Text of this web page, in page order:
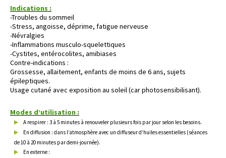
Indications :
-Troubles du sommeil
-Stress, angoisse, déprime, fatigue nerveuse
-Névralgies
-Inflammations musculo-squelettiques
-Cystites, entérocolites, amibiases
Contre-indications :
Grossesse, allaitement, enfants de moins de 6 ans, sujets
épileptiques.
Usage cutané avec exposition au soleil (car photosensibilisant).
Modes d’utilisation :
A respirer : 3 à 5 minutes à renouveler plusieurs fois par jour selon les besoins.
En diffusion : dans l’atmosphère avec un diffuseur d’huiles essentielles (séances
de 10 à 20 minutes par demi-journée).
En externe :